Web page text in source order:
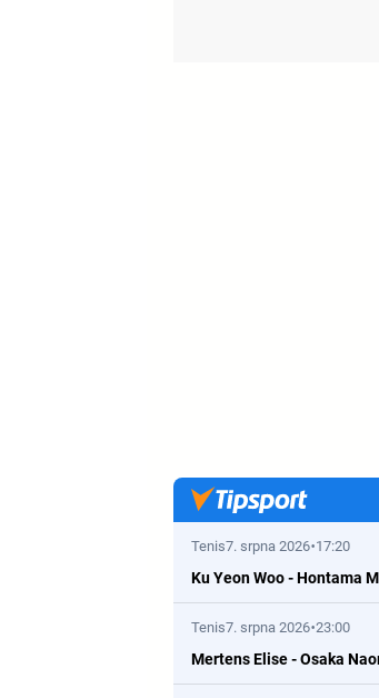
Tenis7. srpna 2026 17:20
Ku Yeon Woo-Hontama
Tenis7. srpna 2026 23:00
Mertens Elise-Osaka